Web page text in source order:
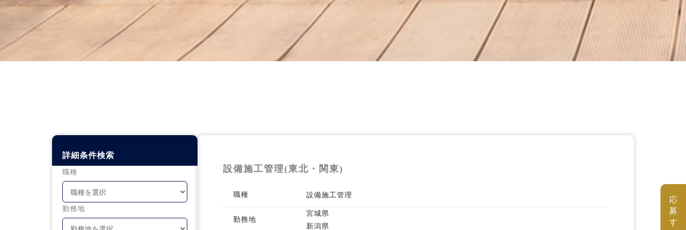
詳細条件検索
職種
勤務地
設備施工管理(東北・関東)
職種 設備施工管理
勤務地
宮城県
新潟県
応
募
す